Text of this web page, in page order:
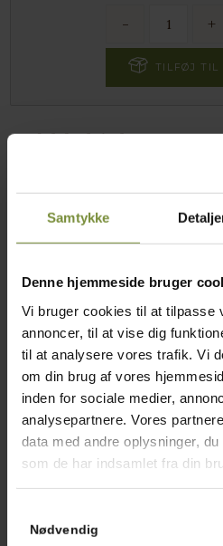
Samtykke
Denne hjemmeside bruger
Vi bruger cookies til at tilpasse
annoncer, til at vise dig
til at analysere vores trafik. Vi
om din brug af vores
inden for sociale medier,
analysepartnere. Vores
data med andre oplysninger,
som de har indsamlet fra din
Nødvendig
TILFØJ TIL
Produktbeskrivelse
Gavekortet udstedt efter 1/1-26
Gårdbutik.
Gyldigt i 3 år fra udstedelsesdato.
leveringstid op til 5 dage.
(gavekortet kan desværre ikke
Ofte stillede spørgsmål
Hvor længe kan kødet holde sig,
Hvad hvis jeg ikke er hjemme når
Skal I have flamingo kassen retur?